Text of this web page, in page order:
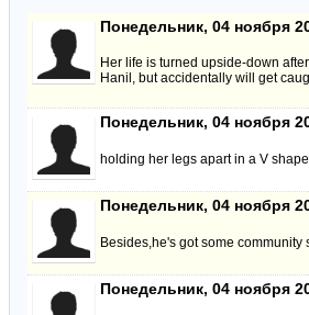
Понедельник, 04 ноября
Her life is turned upside-down
Hanil, but accidentally will get
Понедельник, 04 ноября
holding her legs apart in a V
Понедельник, 04 ноября
Besides,he's got some
Понедельник, 04 ноября